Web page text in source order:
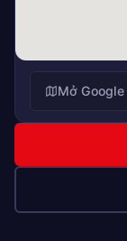
Mở